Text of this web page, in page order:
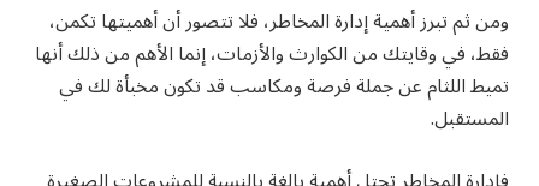
ومن ثم تبرز أهمية إدارة المخاطر، فلا تتصور أن أهميتها تكمن،
فقط، في وقايتك من الكوارث والأزمات، إنما الأهم من ذلك أنها
تميط اللثام عن جملة فرصة ومكاسب قد تكون مخبأة لك في
المستقبل.